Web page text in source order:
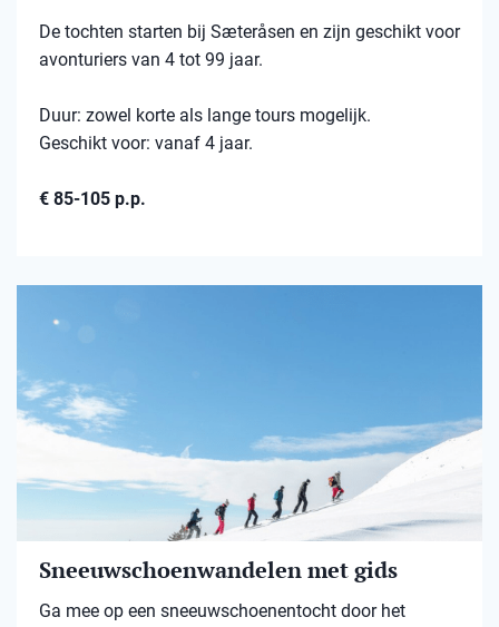
De tochten starten bij Sæteråsen en zijn geschikt voor
avonturiers van 4 tot 99 jaar.
Duur: zowel korte als lange tours mogelijk.
Geschikt voor: vanaf 4 jaar.
€ 85-105 p.p.
Sneeuwschoenwandelen met gids
Ga mee op een sneeuwschoenentocht door het